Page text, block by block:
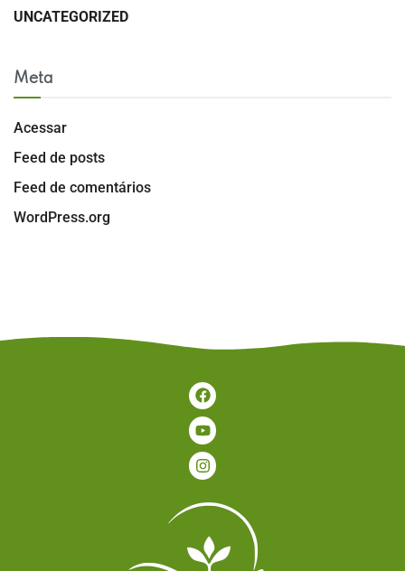
UNCATEGORIZED
Meta
Acessar
Feed de posts
Feed de comentários
WordPress.org